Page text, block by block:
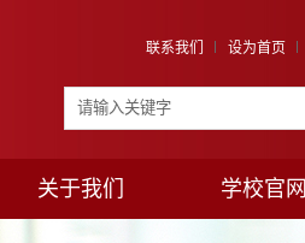
联系我们 设为首页
关于我们 学校官网